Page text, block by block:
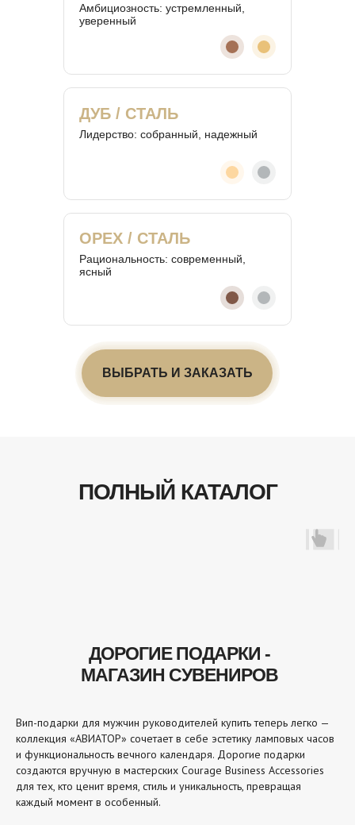
Амбициозность: устремленный,
уверенный
ДУБ / СТАЛЬ
Лидерство: собранный, надежный
ОРЕХ / СТАЛЬ
Рациональность: современный,
ясный
ВЫБРАТЬ И ЗАКАЗАТЬ
ПОЛНЫЙ КАТАЛОГ
ДОРОГИЕ ПОДАРКИ -
МАГАЗИН СУВЕНИРОВ
Вип-подарки для мужчин руководителей купить теперь легко —
коллекция «АВИАТОР» сочетает в себе эстетику ламповых часов
и функциональность вечного календаря. Дорогие подарки
создаются вручную в мастерских Courage Business Accessories
для тех, кто ценит время, стиль и уникальность, превращая
каждый момент в особенный.